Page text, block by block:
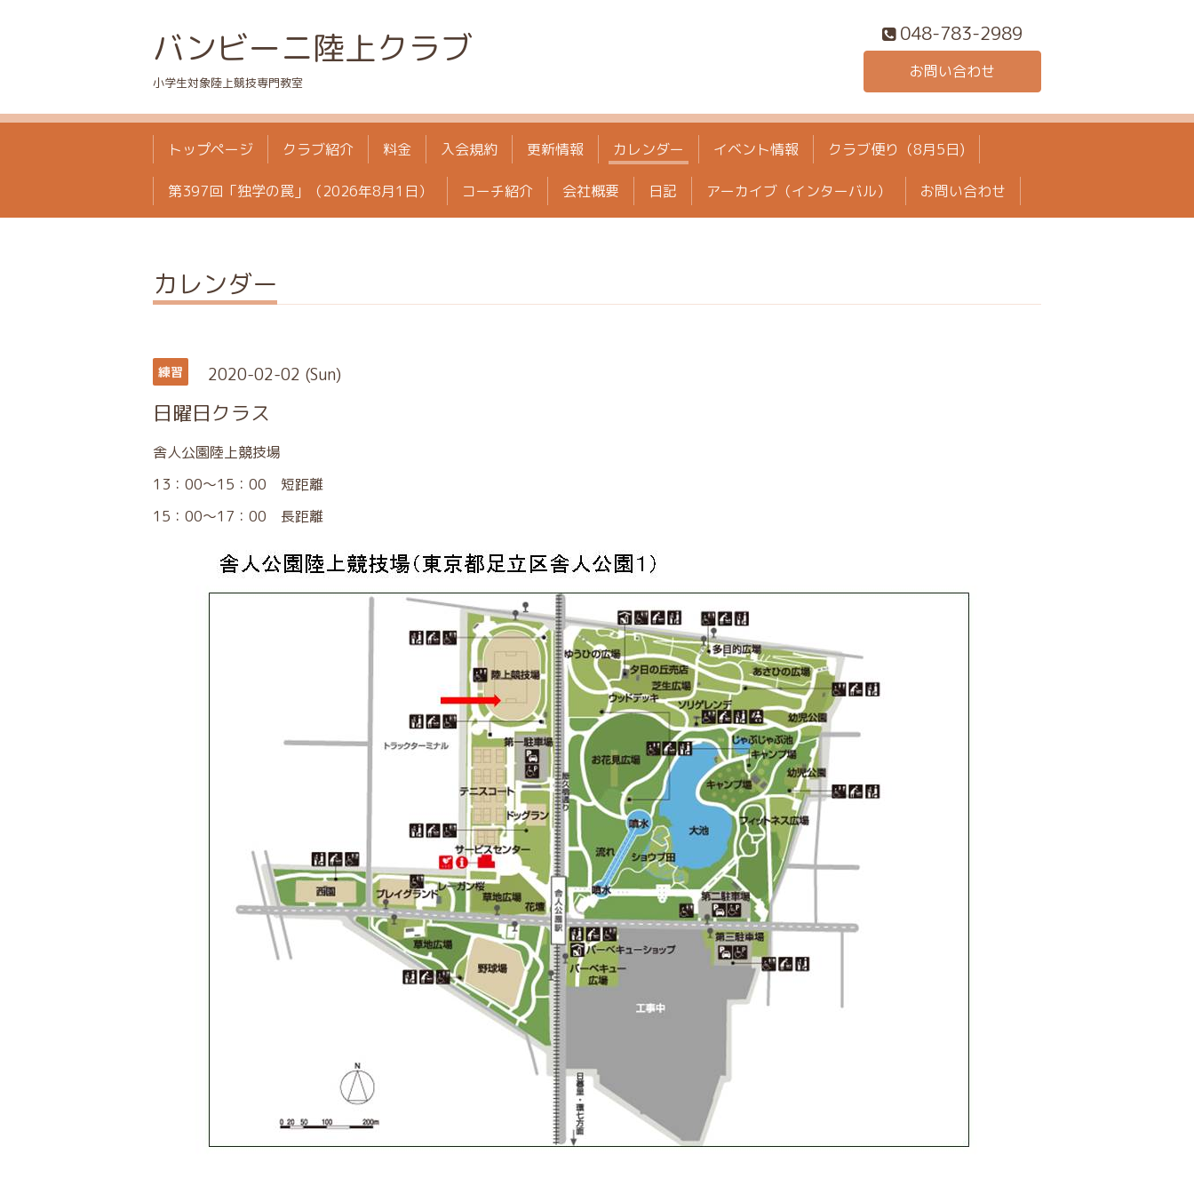
バンビーニ陸上クラブ
小学生対象陸上競技専門教室
048-783-2989
お問い合わせ
トップページ クラブ紹介 料金 入会規約 更新情報 カレンダー イベント情報 クラブ便り（8月5日)
第397回「独学の罠」（2026年8月1日） コーチ紹介 会社概要 日記 アーカイブ（インターバル） お問い合わせ
カレンダー
練習 2020-02-02 (Sun)
日曜日クラス
舎人公園陸上競技場
13：00～15：00 短距離
15：00～17：00 長距離